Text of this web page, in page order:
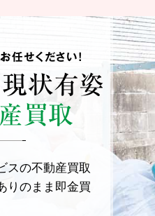
任せください！
現状有姿
買取
スの不動産買取
りのまま即金買